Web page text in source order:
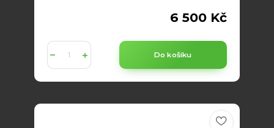
6 500 Kč
Do košíku